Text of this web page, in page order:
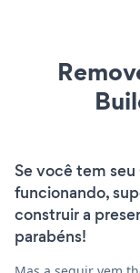
Se você tem
funcionando,
construir a
parabéns!